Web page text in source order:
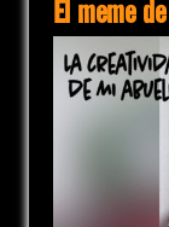
El meme